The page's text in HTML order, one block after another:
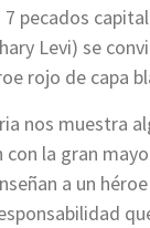
pecados
Levi) se
rojo de capa
nos muestra
la gran
a un